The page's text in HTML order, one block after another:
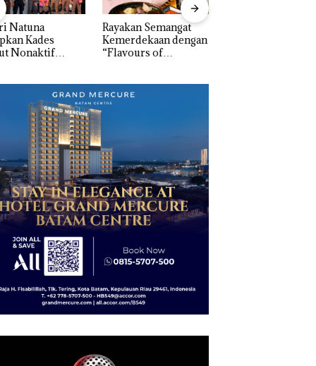
Natuna
Kades
Nonaktif
Rugi Rp533
Rayakan Semangat
Kemerdekaan dengan
“Flavours of
Centre